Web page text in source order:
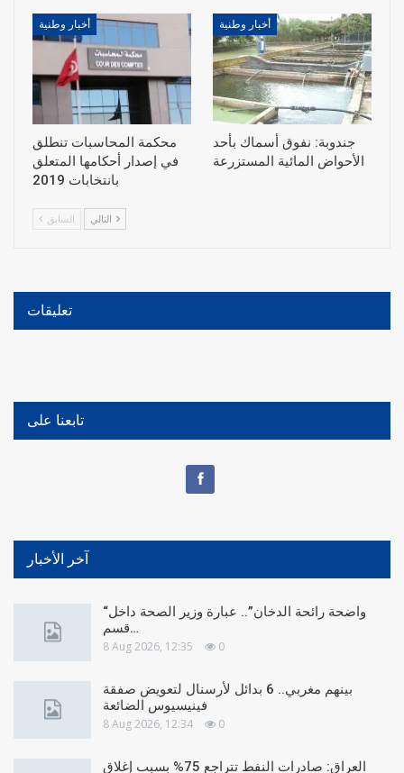
أخبار وطنية
محكمة المحاسبات تنطلق
في إصدار أحكامها المتعلق
بانتخابات 2019
أخبار وطنية
جندوبة: نفوق أسماك بأحد
الأحواض المائية المستزرعة
السابق
تعليقات
تابعنا على
آخر الأخبار
“واضحة رائحة الدخان”.. عبارة وزير الصحة داخل
قسم…
8 Aug 2026, 12:35 0
بينهم مغربي.. 6 بدائل لأرسنال لتعويض صفقة
فينيسيوس الضائعة
8 Aug 2026, 12:34 0
العراق: صادرات النفط تتراجع 75% بسبب إغلاق